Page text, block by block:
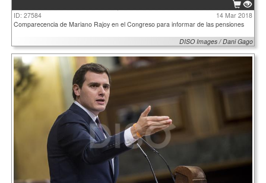
ID: 27584
14 Mar 2018
Comparecencia de Mariano Rajoy en el Congreso para informar de las pensiones
DISO Images / Dani Gago